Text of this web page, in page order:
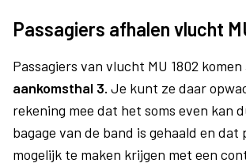
Passagiers afhalen vlucht
Passagiers van vlucht MU 1802 komen
aankomsthal 3. Je kunt ze daar
rekening mee dat het soms even kan
bagage van de band is gehaald en dat
mogelijk te maken krijgen met een